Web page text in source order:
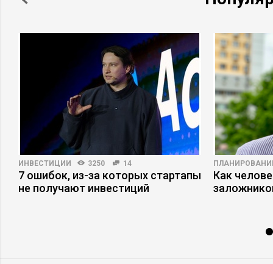
ИНВЕСТИЦИИ 3250 14
7 ошибок, из-за которых стартапы
не получают инвестиций
Как